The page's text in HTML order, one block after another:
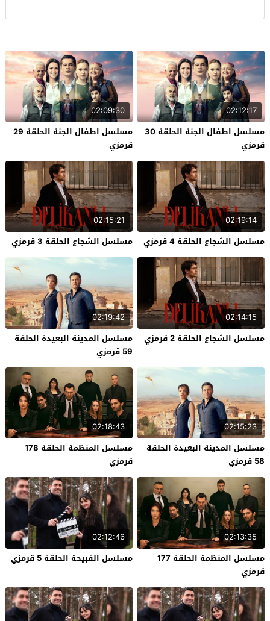
02:12:17
مسلسل اطفال الجنة الحلقة 30
قرمزي
02:09:30
مسلسل اطفال الجنة الحلقة 29
قرمزي
02:19:14
مسلسل الشجاع الحلقة 4 قرمزي
02:15:21
مسلسل الشجاع الحلقة 3 قرمزي
02:14:15
مسلسل الشجاع الحلقة 2 قرمزي
02:19:42
مسلسل المدينة البعيدة الحلقة
59 قرمزي
02:15:23
مسلسل المدينة البعيدة الحلقة
58 قرمزي
02:18:43
مسلسل المنظمة الحلقة 178
قرمزي
02:13:35
مسلسل المنظمة الحلقة 177
قرمزي
02:12:46
مسلسل القبيحة الحلقة 5 قرمزي